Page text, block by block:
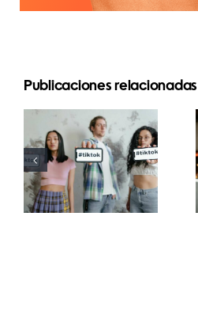
Publicaciones relacionadas
Mejores
aplicaciones
de edición
de video
para crear
masterpieces